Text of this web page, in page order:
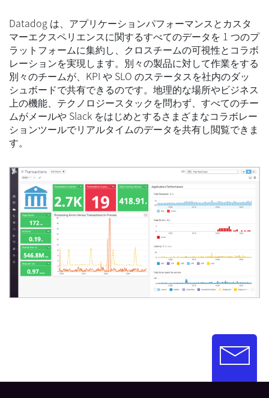
Datadog は、アプリケーションパフォーマンスとカスタ
マーエクスペリエンスに関するすべてのデータを 1 つのプ
ラットフォームに集約し、クロスチームの可視性とコラボ
レーションを実現します。別々の製品に対して作業をする
別々のチームが、KPI や SLO のステータスを社内のダッ
シュボードで共有できるのです。地理的な場所やビジネス
上の機能、テクノロジースタックを問わず、すべてのチー
ムがメールや Slack をはじめとするさまざまなコラボレー
ションツールでリアルタイムのデータを共有し閲覧できま
す。